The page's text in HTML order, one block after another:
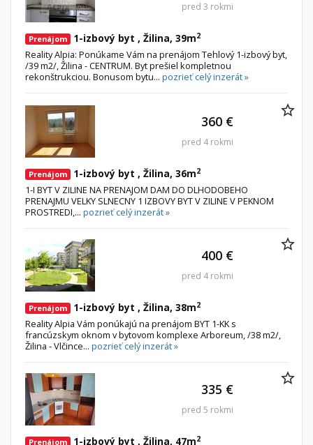
Prenájom 1-izbový byt , Žilina, 39m2
Reality Alpia: Ponúkame Vám na prenájom Tehlový 1-izbový byt,
/39 m2/, Žilina - CENTRUM. Byt prešiel kompletnou
rekonštrukciou. Bonusom bytu... pozrieť celý inzerát »
pred 3 rokmi
Prenájom 1-izbový byt , Žilina, 36m2
1-I BYT V ZILINE NA PRENAJOM DAM DO DLHODOBEHO
PRENAJMU VELKY SLNECNY 1 IZBOVY BYT V ZILINE V PEKNOM
PROSTREDI,... pozrieť celý inzerát »
360 €
pred 4 rokmi
Prenájom 1-izbový byt , Žilina, 38m2
Reality Alpia Vám ponúkajú na prenájom BYT 1-KK s
francúzskym oknom v bytovom komplexe Arboreum, /38 m2/,
Žilina - Vlčince... pozrieť celý inzerát »
400 €
pred 4 rokmi
Prenájom 1-izbový byt , Žilina, 47m2
335 €
pred 5 rokmi